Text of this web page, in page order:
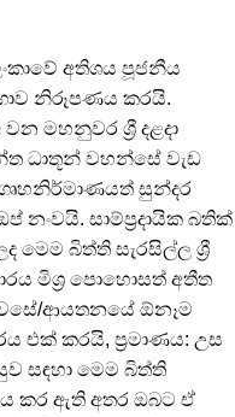
අතිශය පූජනීය
නිරූපණය කරයි.
මහනුවර ශ්‍රී දළදා
ධාතූන් වහන්සේ වැඩ
සුන්දර
නංවයි. සාම්ප්‍රදායික බතික්
මෙම බිත්ති සැරසිල්ල ශ්‍රී
මිශ්‍ර පොහොසත් අතීත
ආයතනයේ ඕනෑම
එක් කරයි, ප්‍රමාණය: උස
සඳහා මෙම බිත්ති
කර ඇති අතර ඔබට ඒ